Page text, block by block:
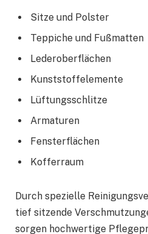
Sitze und Polster
Teppiche und Fußmatten
Lederoberflächen
Kunststoffelemente
Lüftungsschlitze
Armaturen
Fensterflächen
Kofferraum
Durch spezielle
tief sitzende
sorgen hochwertige